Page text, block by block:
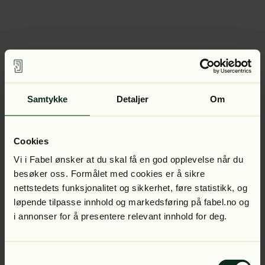
Samtykke Detaljer Om
Cookies
Vi i Fabel ønsker at du skal få en god opplevelse når du
besøker oss. Formålet med cookies er å sikre
nettstedets funksjonalitet og sikkerhet, føre statistikk, og
løpende tilpasse innhold og markedsføring på fabel.no og
i annonser for å presentere relevant innhold for deg.